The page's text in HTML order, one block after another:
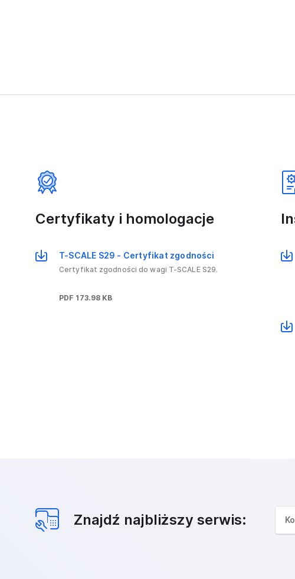
Certyfikaty i homologacje
T-SCALE S29 - Certyfikat zgodności
Certyfikat zgodności do wagi T-SCALE S29.
PDF 173.98 KB
Znajdź najbliższy serwis: